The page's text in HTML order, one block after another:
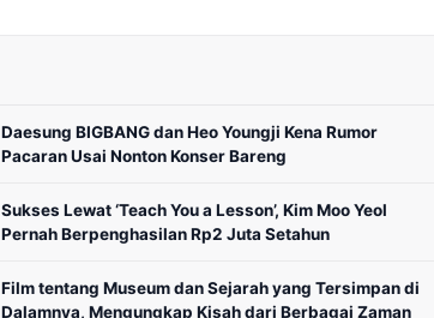
Daesung BIGBANG dan Heo Youngji Kena Rumor
Pacaran Usai Nonton Konser Bareng
Sukses Lewat ‘Teach You a Lesson’, Kim Moo Yeol
Pernah Berpenghasilan Rp2 Juta Setahun
Film tentang Museum dan Sejarah yang Tersimpan di
Dalamnya, Mengungkap Kisah dari Berbagai Zaman